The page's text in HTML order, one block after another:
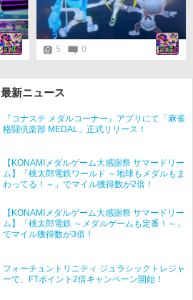
5 0
最新ニュース
『コナステ メダルコーナー』アプリにて「麻雀
格闘倶楽部 MEDAL」正式リリース！
【KONAMIメダルゲーム大感謝祭 サマードリー
ム】「桃太郎電鉄ワールド ～地球もメダルもま
わってる！～」でマイル獲得数が2倍！
【KONAMIメダルゲーム大感謝祭 サマードリー
ム】「桃太郎電鉄 ～メダルゲームも定番！～」
でマイル獲得数が3倍！
フォーチュントリニティ ジュラシックトレジャ
ーで、FTポイント2倍キャンペーン開始！